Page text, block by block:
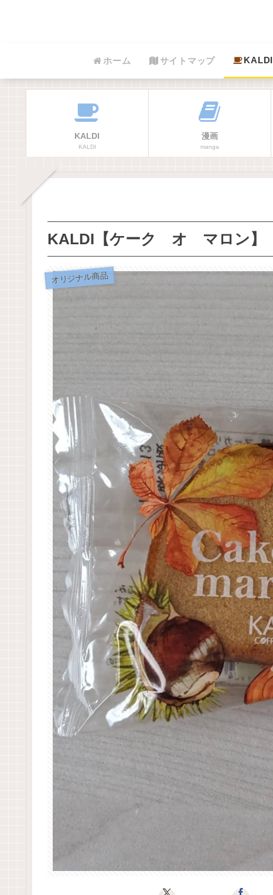
ホーム サイトマップ KALDI
KALDI
KALDI
漫画
manga
KALDI【ケーク オ マロン】
オリジナル商品